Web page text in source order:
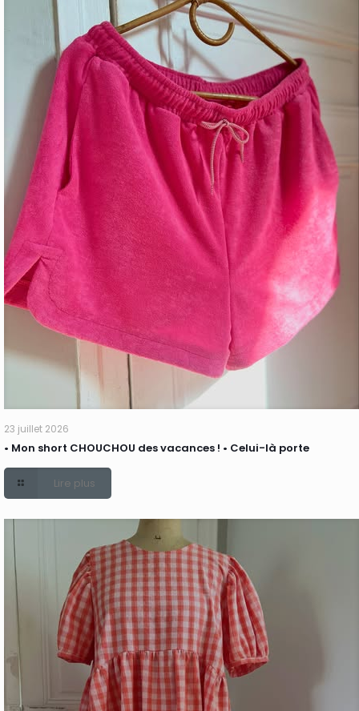
23 juillet 2026
• Mon short CHOUCHOU des vacances ! • Celui-là porte
Lire plus